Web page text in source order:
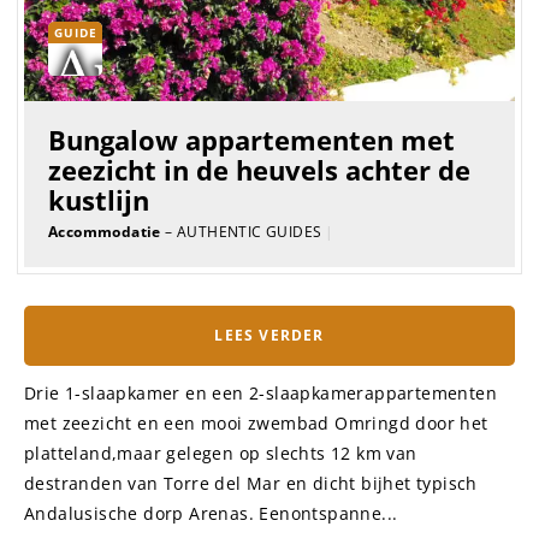
GUIDE
Bungalow appartementen met
zeezicht in de heuvels achter de
kustlijn
Accommodatie – AUTHENTIC GUIDES |
LEES VERDER
Drie 1-slaapkamer en een 2-slaapkamerappartementen
met zeezicht en een mooi zwembad Omringd door het
platteland,maar gelegen op slechts 12 km van
destranden van Torre del Mar en dicht bijhet typisch
Andalusische dorp Arenas. Eenontspanne...